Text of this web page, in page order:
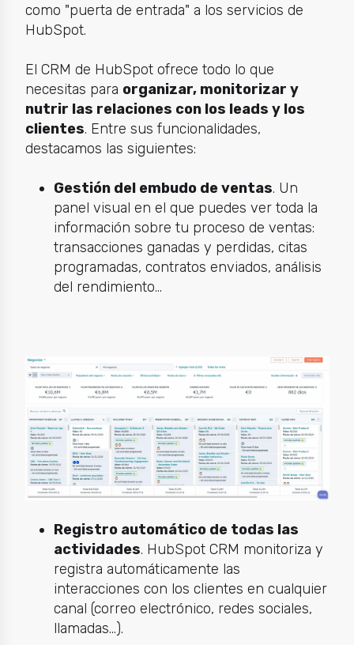
como "puerta de entrada" a los servicios de
HubSpot.
El CRM de HubSpot ofrece todo lo que
necesitas para organizar, monitorizar y
nutrir las relaciones con los leads y los
clientes. Entre sus funcionalidades,
destacamos las siguientes:
Gestión del embudo de ventas. Un
panel visual en el que puedes ver toda la
información sobre tu proceso de ventas:
transacciones ganadas y perdidas, citas
programadas, contratos enviados, análisis
del rendimiento...
Registro automático de todas las
actividades. HubSpot CRM monitoriza y
registra automáticamente las
interacciones con los clientes en cualquier
canal (correo electrónico, redes sociales,
llamadas...).